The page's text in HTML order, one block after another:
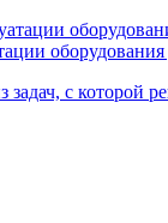
оборудования
задач, с